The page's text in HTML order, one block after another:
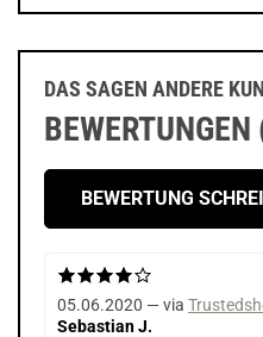
DAS SAGEN ANDERE
BEWERTUNGEN
BEWERTUNG
05.06.2020 — via
Sebastian J.